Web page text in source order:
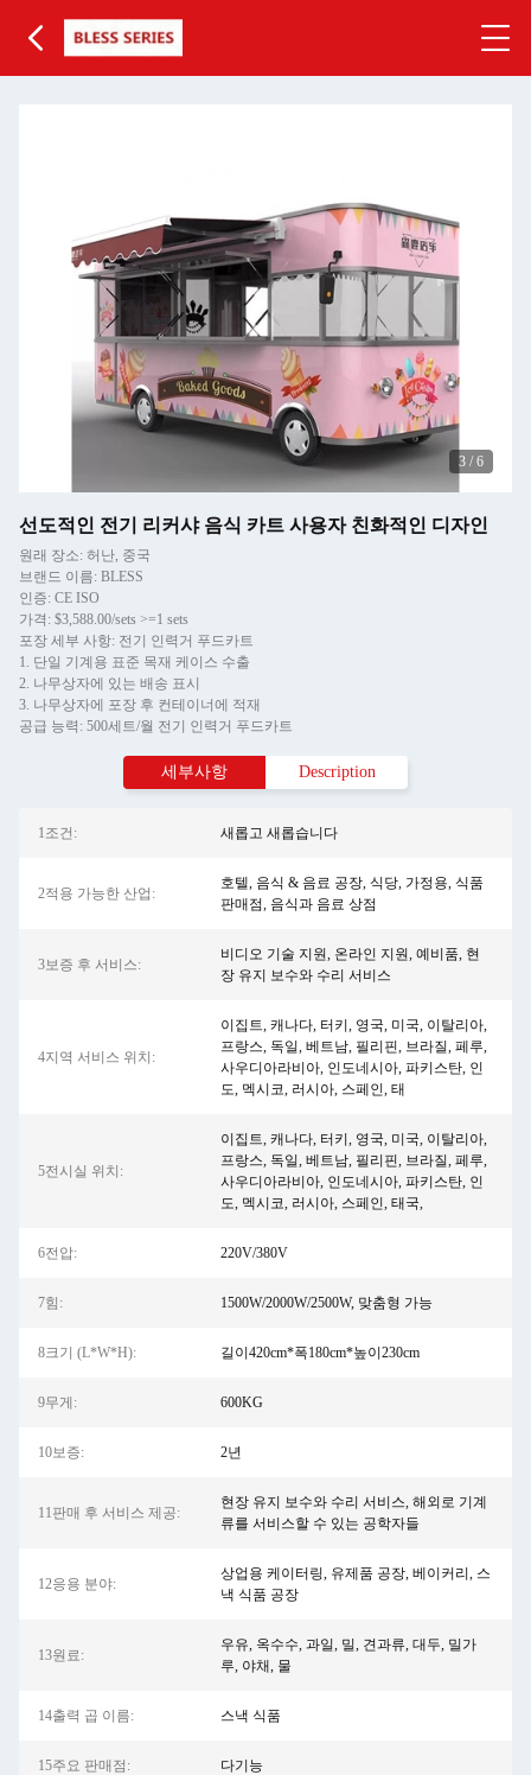
3 / 6
선도적인 전기 리커샤 음식 카트 사용자 친화적인 디자인
원래 장소: 허난, 중국
브랜드 이름: BLESS
인증: CE ISO
가격: $3,588.00/sets >=1 sets
포장 세부 사항: 전기 인력거 푸드카트
1. 단일 기계용 표준 목재 케이스 수출
2. 나무상자에 있는 배송 표시
3. 나무상자에 포장 후 컨테이너에 적재
공급 능력: 500세트/월 전기 인력거 푸드카트
세부사항 Description
1조건: 새롭고 새롭습니다
2적용 가능한 산업:
호텔, 음식 & 음료 공장, 식당, 가정용, 식품
판매점, 음식과 음료 상점
3보증 후 서비스:
비디오 기술 지원, 온라인 지원, 예비품, 현
장 유지 보수와 수리 서비스
4지역 서비스 위치:
이집트, 캐나다, 터키, 영국, 미국, 이탈리아,
프랑스, ​​독일, 베트남, 필리핀, 브라질, 페루,
사우디아라비아, 인도네시아, 파키스탄, 인
도, 멕시코, 러시아, 스페인, 태
5전시실 위치:
이집트, 캐나다, 터키, 영국, 미국, 이탈리아,
프랑스, 독일, 베트남, 필리핀, 브라질, 페루,
사우디아라비아, 인도네시아, 파키스탄, 인
도, 멕시코, 러시아, 스페인, 태국,
6전압: 220V/380V
7힘: 1500W/2000W/2500W, 맞춤형 가능
8크기 (L*W*H): 길이420cm*폭180cm*높이230cm
9무게: 600KG
10보증: 2년
11판매 후 서비스 제공:
현장 유지 보수와 수리 서비스, 해외로 기계
류를 서비스할 수 있는 공학자들
12응용 분야:
상업용 케이터링, 유제품 공장, 베이커리, 스
낵 식품 공장
13원료:
우유, 옥수수, 과일, 밀, 견과류, 대두, 밀가
루, 야채, 물
14출력 곱 이름: 스낵 식품
15주요 판매점: 다기능